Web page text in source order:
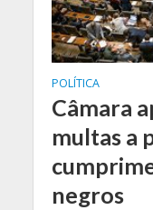
POLÍTICA
Câmara
multas a
negros